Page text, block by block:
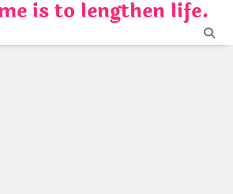
is to lengthen life.